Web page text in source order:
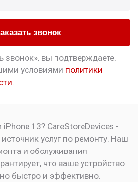
звонок
звонок», вы подтверждаете,
условиями политики
13? CareStoreDevices -
услуг по ремонту. Наш
и обслуживания
что ваше устройство
быстро и эффективно.